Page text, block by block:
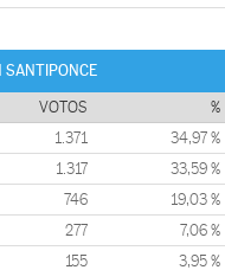
SANTIPONCE
VOTOS %
1.371 34,97 %
1.317 33,59 %
746 19,03 %
277 7,06 %
155 3,95 %